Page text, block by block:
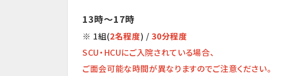
13時～17時
※ 1組(2名程度) /30分程度
SCU・HCUにご入院されている場合、
ご面会可能な時間が異なりますのでご注意ください。